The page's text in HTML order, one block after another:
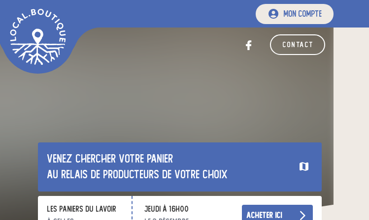
mon compte
contact
Venez chercher votre panier
au relais de producteurs de votre choix
Les Paniers du Lavoir
jeudi à 16h00
acheter ici